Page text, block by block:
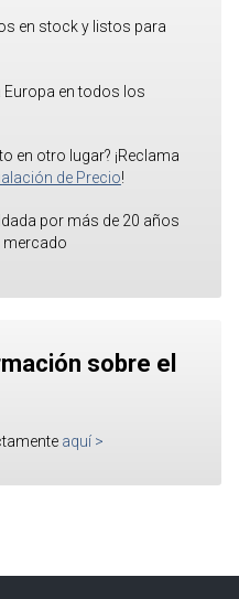
en stock y listos para
Europa en todos los
en otro lugar? ¡Reclama
de Precio!
por más de 20 años
mercado
sobre el
aquí >